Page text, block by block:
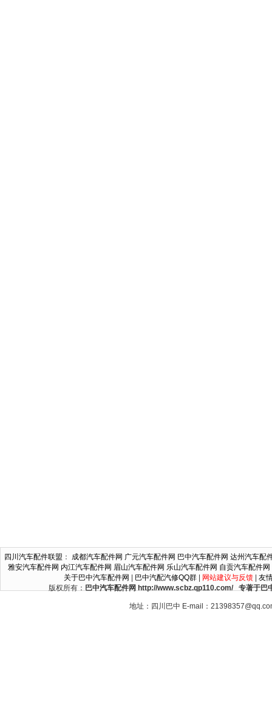
四川汽车配件联盟 ： 成都汽车配件网 广元汽车配件网 巴中汽车配件网 达州汽车配
雅安汽车配件网 内江汽车配件网 眉山汽车配件网 乐山汽车配件网 自贡汽车配件网
关于巴中汽车配件网
巴中汽配汽修QQ群| 网站建议与反馈| 友
版权所有： 巴中汽车配件网 http://www.scbz.qp110.com/ 专著于巴
地址：四川巴中 E-mail：